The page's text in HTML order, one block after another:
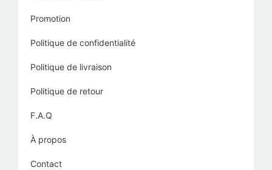
Promotion
Politique de confidentialité
Politique de livraison
Politique de retour
F.A.Q
À propos
Contact